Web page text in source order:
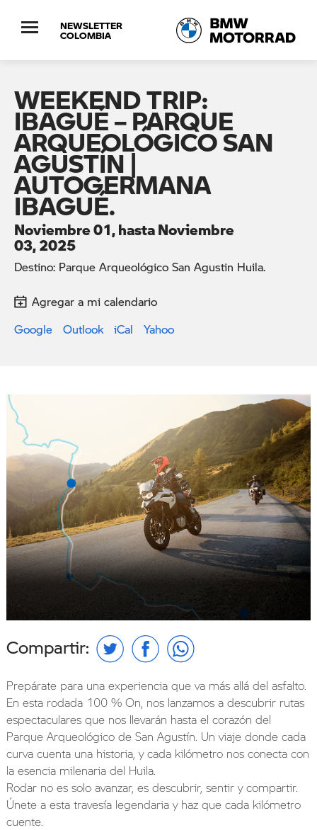
NEWSLETTER
COLOMBIA
WEEKEND TRIP:
IBAGUÉ – PARQUE
ARQUEOLÓGICO SAN
AGUSTÍN |
AUTOGERMANA
IBAGUÉ.
Noviembre 01, hasta Noviembre
03, 2025
Destino: Parque Arqueológico San Agustin Huila.
Agregar a mi calendario
Google
Outlook iCal Yahoo
Prepárate para una experiencia que va más allá del asfalto.
En esta rodada 100 % On, nos lanzamos a descubrir rutas
espectaculares que nos llevarán hasta el corazón del
Parque Arqueológico de San Agustín. Un viaje donde cada
curva cuenta una historia, y cada kilómetro nos conecta con
la esencia milenaria del Huila.
Rodar no es solo avanzar, es descubrir, sentir y compartir.
Únete a esta travesía legendaria y haz que cada kilómetro
cuente.
Compartir: